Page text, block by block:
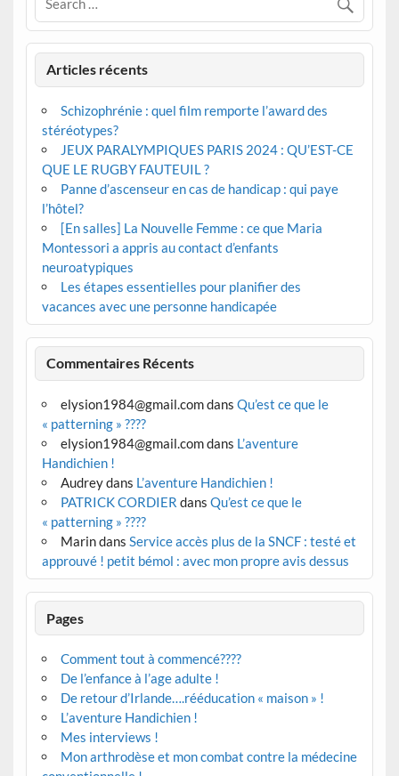
Articles récents
Schizophrénie : quel film remporte l’award des
stéréotypes?
JEUX PARALYMPIQUES PARIS 2024 : QU’EST-CE
QUE LE RUGBY FAUTEUIL ?
Panne d’ascenseur en cas de handicap : qui paye
l’hôtel?
[En salles] La Nouvelle Femme : ce que Maria
Montessori a appris au contact d’enfants
neuroatypiques
Les étapes essentielles pour planifier des
vacances avec une personne handicapée
Commentaires Récents
elysion1984@gmail.comdans Qu’est ce que le
« patterning » ????
elysion1984@gmail.comdans L’aventure
Handichien !
Audreydans L’aventure Handichien !
PATRICK CORDIER dans Qu’est ce que le
« patterning » ????
Marindans Service accès plus de la SNCF : testé et
approuvé ! petit bémol : avec mon propre avis dessus
Pages
Comment tout à commencé????
De l’enfance à l’age adulte !
De retour d’Irlande….rééducation « maison » !
L’aventure Handichien !
Mes interviews !
Mon arthrodèse et mon combat contre la médecine